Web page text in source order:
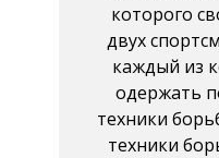
которого
двух
каждый из
одержать
техники
техники